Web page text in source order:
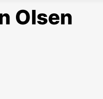
Olsen